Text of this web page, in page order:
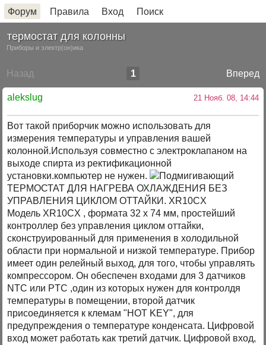
Форум Правила Вход Поиск
термостат для колонны
Приборы и электр(он)ика
Назад Вперед
1
alekslug 21 Нояб. 08, 14:44
Вот такой приборчик можно использовать для
измерения температуры и управления вашей
колонной.Используя совместно с электроклапаном на
выходе спирта из ректификационной
установки.компьютер не нужен.
ТЕРМОСТАТ ДЛЯ НАГРЕВА ОХЛАЖДЕНИЯ БЕЗ
УПРАВЛЕНИЯ ЦИКЛОМ ОТТАЙКИ. XR10CХ
Модель XR10CХ , формата 32 х 74 мм, простейший
контроллер без управления циклом оттайки,
сконструированный для применения в холодильной
области при нормальной и низкой температуре. Прибор
имеет один релейный выход, для того, чтобы управлять
компрессором. Он обеспечен входами для 3 датчиков
NТС или PTC ,один из которых нужен для контролдя
температуры в помещении, второй датчик
присоединяется к клемам "HOT KEY", для
предупреждения о температуре конденсата. Цифровой
вход может работать как третий датчик. Цифровой вход,